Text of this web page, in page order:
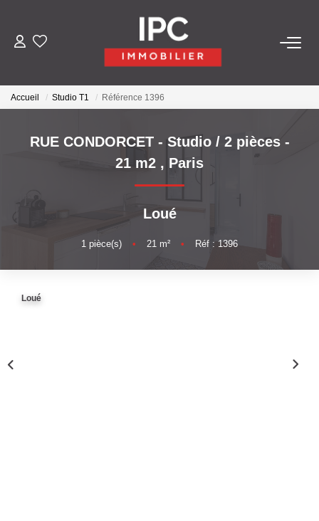
ACHETER
LOUER
LES AGENCES
Accueil Studio T1 Référence 1396
RUE CONDORCET - Studio / 2 pièces -
21 m2 , Paris
Loué
1 pièce(s) • 21 m² • Réf : 1396
Loué